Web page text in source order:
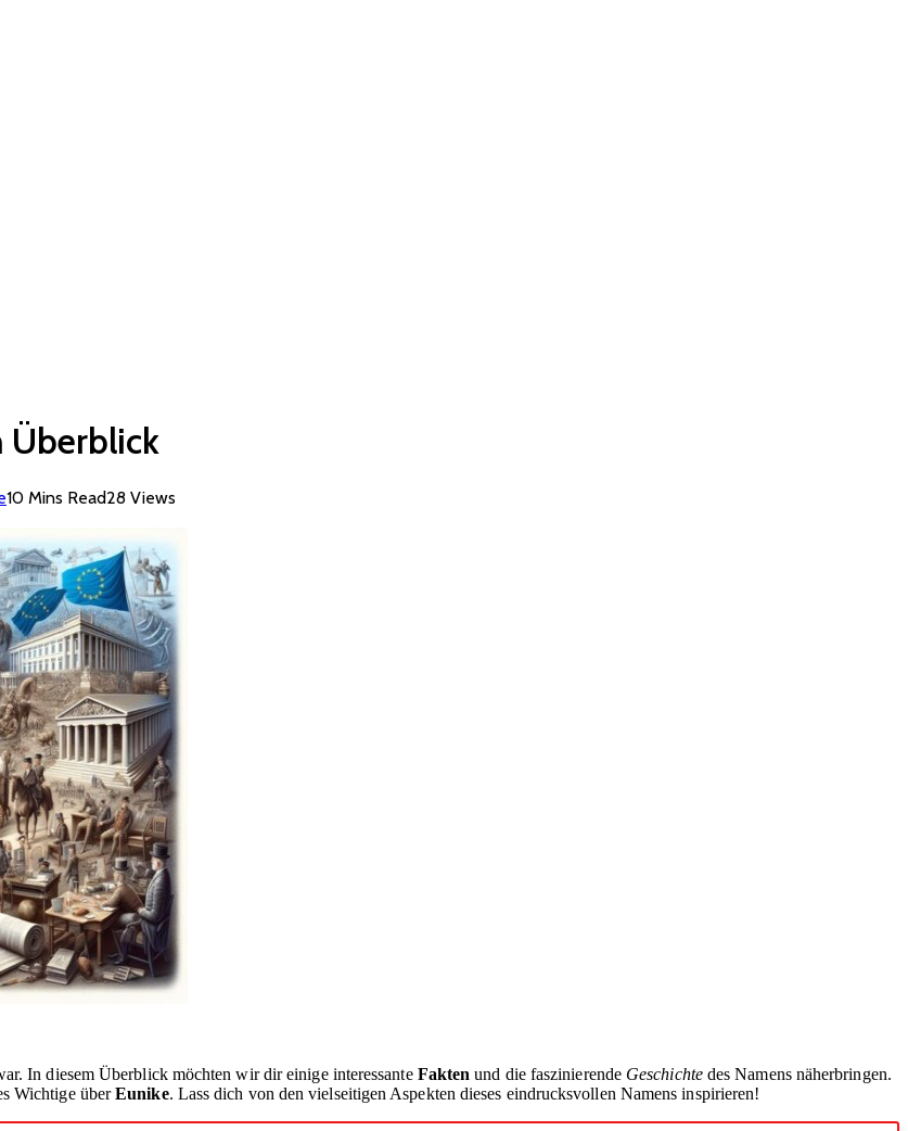
Überblick
10 Mins Read28 Views
In diesem Überblick möchten wir dir einige interessante Fakten und die faszinierende Geschichtedes Namens näherbringen.
Wichtige überEunike. Lass dich von den vielseitigen Aspekten dieses eindrucksvollen Namens inspirieren!